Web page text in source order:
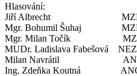
Hlasování:
Jiří Albrecht
Mgr. Bohumil Šuhaj
Mgr. Milan Točík
MUDr. Ladislava Fabešová
Milan Navrátil
Ing. Zdeňka Koutná